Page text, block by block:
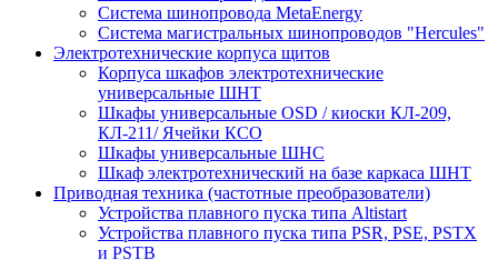
Система шинопровода MetaEnergy
Система магистральных шинопроводов "Hercules"
Электротехнические корпуса щитов
Корпуса шкафов электротехнические
универсальные ШНТ
Шкафы универсальные OSD / киоски КЛ-209,
КЛ-211/ Ячейки КСО
Шкафы универсальные ШНС
Шкаф электротехнический на базе каркаса ШНТ
Приводная техника (частотные преобразователи)
Устройства плавного пуска типа Altistart
Устройства плавного пуска типа PSR, PSE, PSTX
и PSTB